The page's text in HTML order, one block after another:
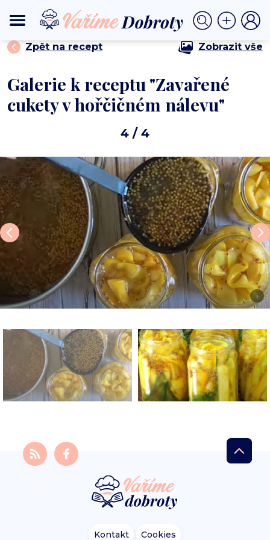
DOMŮ ZAVAŘOVÁNÍ⟩ Zavařené cukety v hořčičném nálevu
Zpět na recept Zobrazit vše
Galerie k receptu "Zavařené
cukety v hořčičném nálevu"
4 / 4
i
Kontakt Cookies